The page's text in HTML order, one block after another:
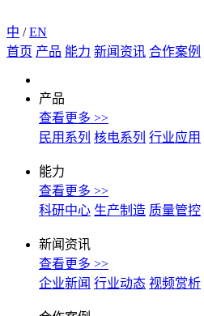
中 /EN
首页 产品 能力 新闻资讯 合作案例
产品
查看更多 >>
民用系列 核电系列 行业应用
能力
查看更多 >>
科研中心 生产制造 质量管控
新闻资讯
查看更多 >>
企业新闻 行业动态 视频赏析